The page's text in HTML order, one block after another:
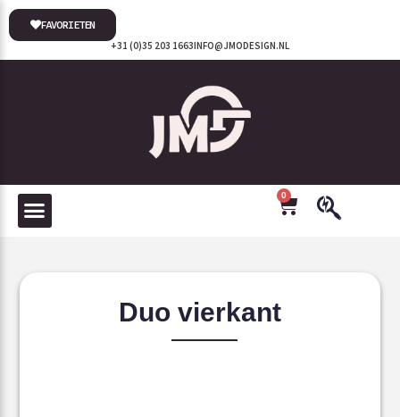
INFO@JMODESIGN.NL
+31 (0)35 203 1663
FAVORIETEN
0
Duo vierkant